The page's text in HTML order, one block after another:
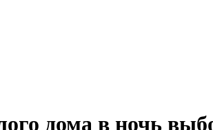
дома в ночь